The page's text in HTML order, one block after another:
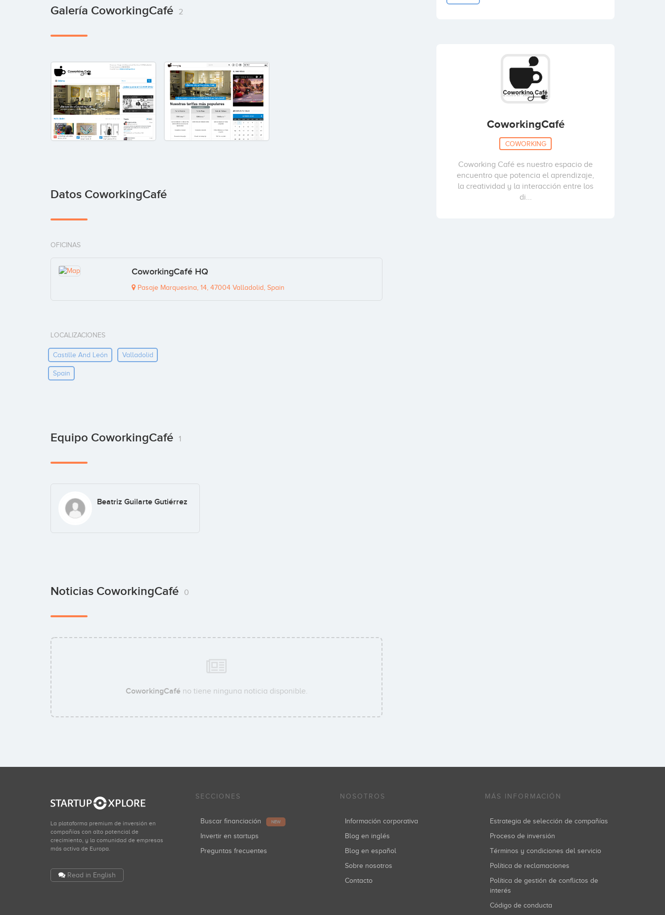
Galería CoworkingCafé 2
Datos CoworkingCafé
OFICINAS
CoworkingCafé HQ
Pasaje Marquesina, 14, 47004 Valladolid, Spain
LOCALIZACIONES
Castille And León Valladolid
Spain
Equipo CoworkingCafé 1
Beatriz Guilarte Gutiérrez
Noticias CoworkingCafé 0
CoworkingCaféno tiene ninguna noticia disponible.
CoworkingCafé
COWORKING
Coworking Café es nuestro espacio de
encuentro que potencia el aprendizaje,
la creatividad y la interacción entre los
di...
La plataforma premium de inversión en
compañías con alto potencial de
crecimiento, y la comunidad de empresas
más activa de Europa.
Read in English
SECCIONES
Buscar financiación NEW
Invertir en startups
Preguntas frecuentes
NOSOTROS
Información corporativa
Blog en inglés
Blog en español
Sobre nosotros
Contacto
MÁS INFORMACIÓN
Estrategia de selección de compañías
Proceso de inversión
Términos y condiciones del servicio
Política de reclamaciones
Política de gestión de conflictos de
interés
Código de conducta